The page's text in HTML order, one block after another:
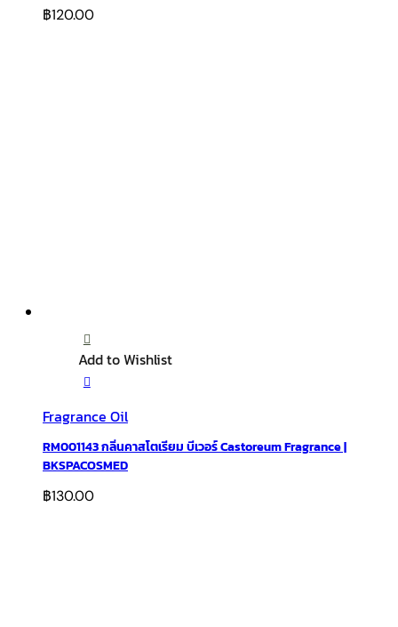
฿120.00
Add to Wishlist
Fragrance Oil
RM001143 กลิ่นคาสโตเรียม บีเวอร์ Castoreum Fragrance |
BKSPACOSMED
฿130.00